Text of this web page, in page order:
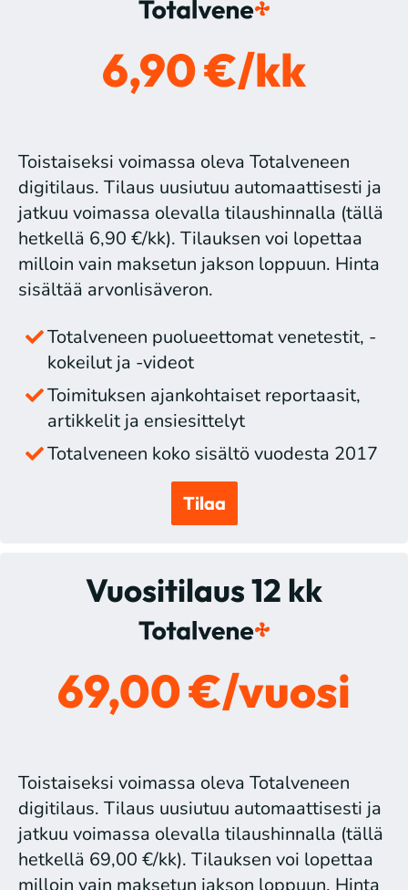
6,90 €/kk
Toistaiseksi voimassa oleva Totalveneen
digitilaus. Tilaus uusiutuu automaattisesti ja
jatkuu voimassa olevalla tilaushinnalla (tällä
hetkellä 6,90 €/kk). Tilauksen voi lopettaa
milloin vain maksetun jakson loppuun. Hinta
sisältää arvonlisäveron.
Totalveneen puolueettomat venetestit, -
kokeilut ja -videot
Toimituksen ajankohtaiset reportaasit,
artikkelit ja ensiesittelyt
Totalveneen koko sisältö vuodesta 2017
Tilaa
Vuositilaus 12 kk
69,00 €/vuosi
Toistaiseksi voimassa oleva Totalveneen
digitilaus. Tilaus uusiutuu automaattisesti ja
jatkuu voimassa olevalla tilaushinnalla (tällä
hetkellä 69,00 €/kk). Tilauksen voi lopettaa